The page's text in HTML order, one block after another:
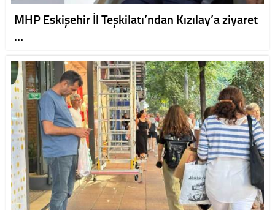
MHP Eskişehir İl Teşkilatı’ndan Kızılay’a ziyaret
…